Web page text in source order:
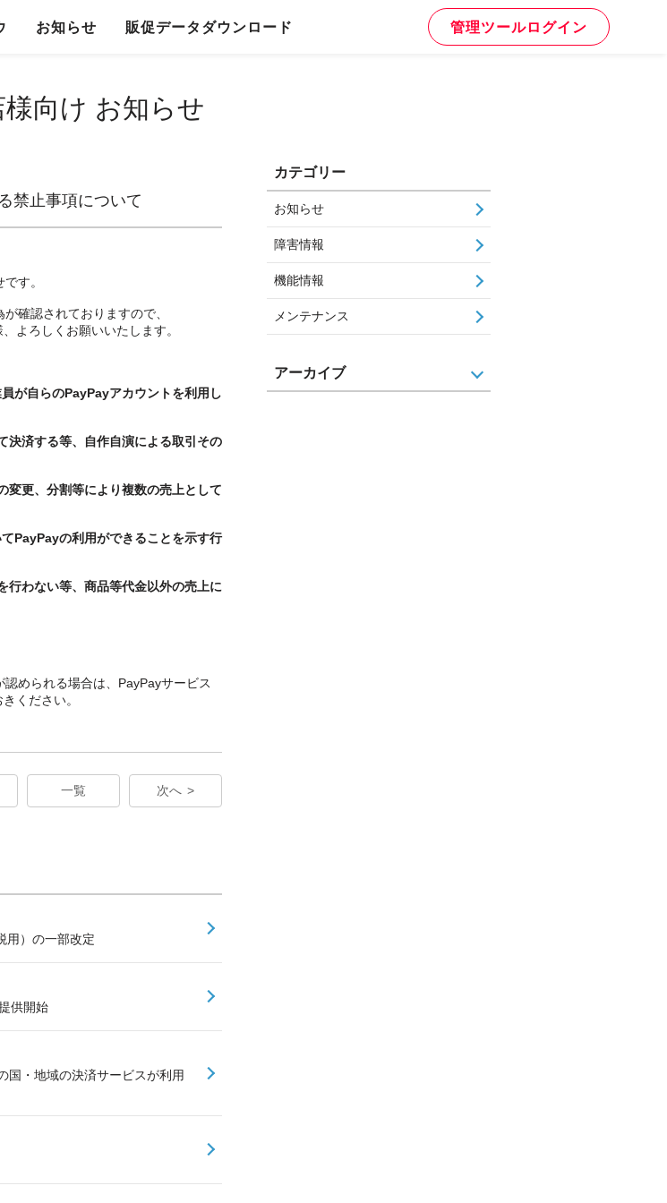
お知らせ 販促データダウンロード 管理ツールログイン
様向け お知らせ
禁止事項について
す。
確認されておりますので、
よろしくお願いいたします。
が自らのPayPayアカウントを利用し
決済する等、自作自演による取引その
変更、分割等により複数の売上として
PayPayの利用ができることを示す行
行わない等、商品等代金以外の売上に
認められる場合は、PayPayサービス
ください。
一覧 次へ
用）の一部改定
供開始
国・地域の決済サービスが利用
カテゴリー
お知らせ
障害情報
機能情報
メンテナンス
アーカイブ